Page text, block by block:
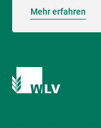
Mehr erfahren